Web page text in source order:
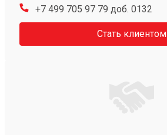
+7 499 705 97 79 доб. 0132
Стать клиентом